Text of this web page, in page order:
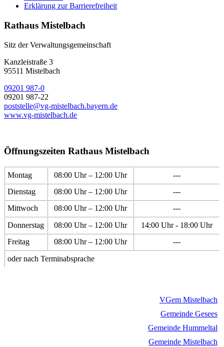
Erklärung zur Barrierefreiheit
Rathaus Mistelbach
Sitz der Verwaltungsgemeinschaft
Kanzleistraße 3
95511 Mistelbach
09201 987-0
09201 987-22
poststelle@vg-mistelbach.bayern.de
www.vg-mistelbach.de
Öffnungszeiten Rathaus Mistelbach
Montag 08:00 Uhr – 12:00 Uhr
---
Dienstag
08:00 Uhr – 12:00 Uhr
---
Mittwoch
08:00 Uhr – 12:00 Uhr
---
Donnerstag
08:00 Uhr – 12:00 Uhr
14:00 Uhr - 18:00 Uhr
Freitag
08:00 Uhr – 12:00 Uhr
---
oder nach Terminabsprache
VGem Mistelbach
Gemeinde Gesees
Gemeinde Hummeltal
Gemeinde Mistelbach